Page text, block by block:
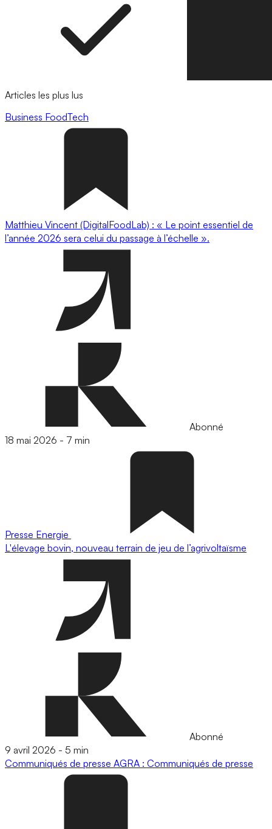
Articles les plus lus
Business FoodTech
Matthieu Vincent (DigitalFoodLab) : « Le point essentiel de
l’année 2026 sera celui du passage à l’échelle ».
Abonné
18 mai 2026 - 7 min
Presse Energie
L'élevage bovin, nouveau terrain de jeu de l’agrivoltaïsme
Abonné
9 avril 2026 - 5 min
Communiqués de presse AGRA : Communiqués de presse